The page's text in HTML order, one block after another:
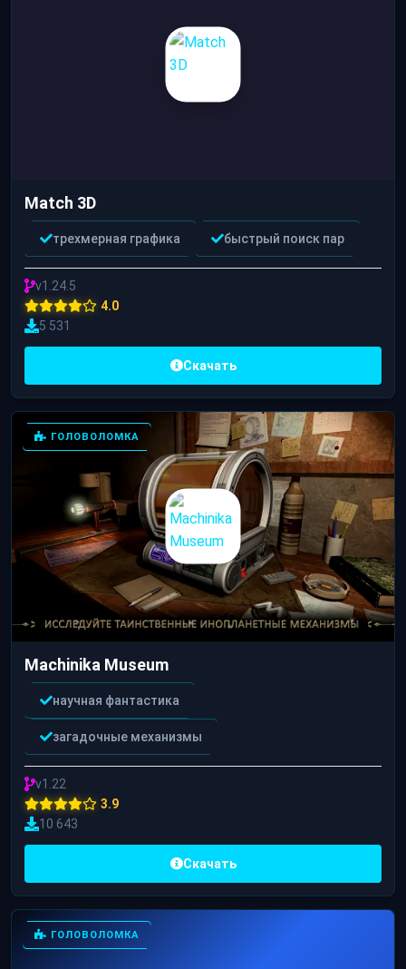
Match 3D
трехмерная графика быстрый поиск пар
v1.24.5
4.0
5 531
Скачать
ГОЛОВОЛОМКА
Machinika Museum
научная фантастика
загадочные механизмы
v1.22
3.9
10 643
Скачать
ГОЛОВОЛОМКА